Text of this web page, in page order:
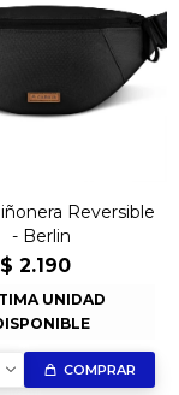
Reversible
- Berlin
$ 2.190
UNIDAD
COMPRAR